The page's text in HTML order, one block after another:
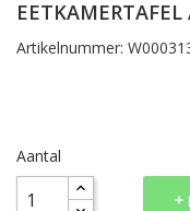
Artikelnummer:
Aantal